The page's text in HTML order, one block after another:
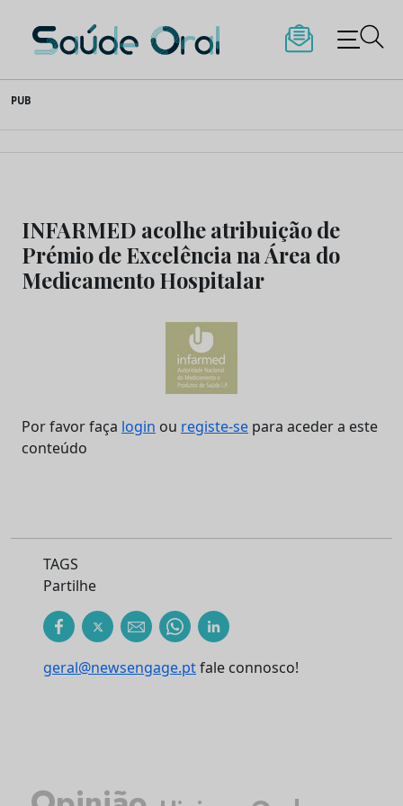
to
content
Saúde Oral
PUB
INFARMED acolhe atribuição de
Prémio de Excelência na Área do
Medicamento Hospitalar
Por favor faça login ou registe-se para aceder a este
conteúdo
TAGS
Partilhe
geral@newsengage.ptfale connosco!